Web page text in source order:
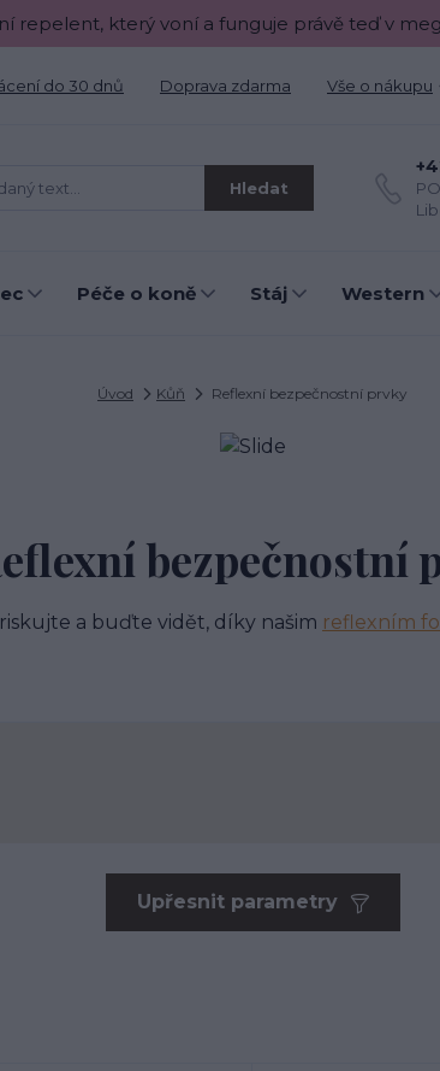
repelent, který voní a funguje právě teď v
do 30 dnů Doprava zdarma Vše o nákupu
Hledat
Péče o koně Stáj Western
Úvod Kůň Reflexní bezpečnostní prvky
bezpečnostní
a buďte vidět, díky našim reflexním
Upřesnit parametry